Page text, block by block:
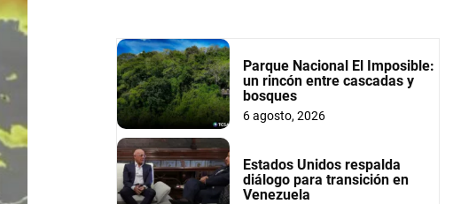
Parque Nacional El Imposible:
un rincón entre cascadas y
bosques
6 agosto, 2026
Estados Unidos respalda
diálogo para transición en
Venezuela